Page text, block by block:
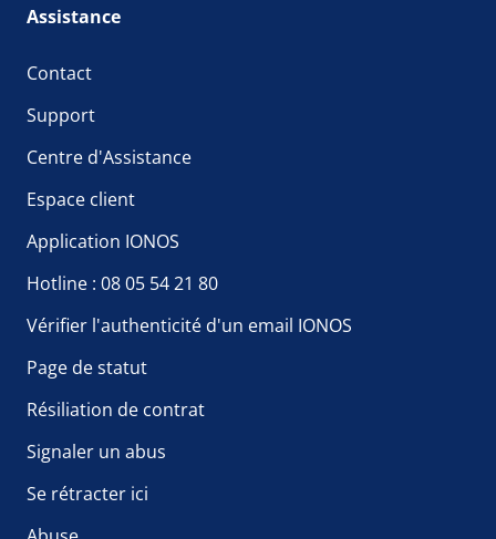
Assistance
Contact
Support
Centre d'Assistance
Espace client
Application IONOS
Hotline : 08 05 54 21 80
Vérifier l'authenticité d'un email IONOS
Page de statut
Résiliation de contrat
Signaler un abus
Se rétracter ici